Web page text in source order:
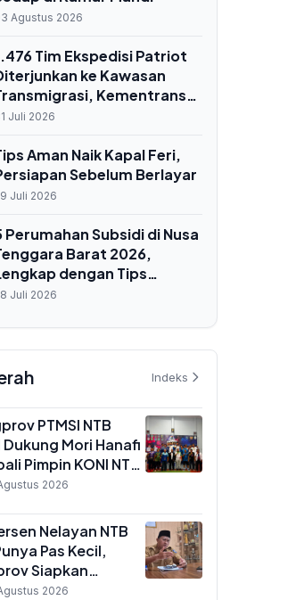
Agustus 2026
Tim Ekspedisi Patriot
ke Kawasan
Kementrans
Pusat Ekonomi
Juli 2026
Aman Naik Kapal Feri,
Sebelum Berlayar
Juli 2026
Perumahan Subsidi di Nusa
Barat 2026,
dengan Tips
Hunian Tepat
Juli 2026
Indeks
PTMSI NTB
Mori Hanafi
Pimpin KONI NTB
PON 2028
2026
Nelayan NTB
Pas Kecil,
Siapkan
2026